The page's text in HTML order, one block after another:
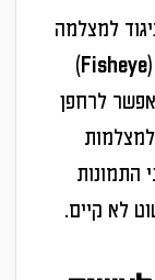
למצלמה
בודדת, כאן יש לנו שתי עדשות עין-דג (Fisheye)
לרחפן
התמונות
לא קיים.